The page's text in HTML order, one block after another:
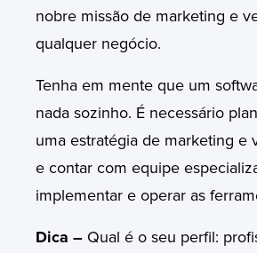
nobre missão de marketing e
qualquer negócio.
Tenha em mente que um
nada sozinho. É necessário
uma estratégia de marketing e
e contar com equipe
implementar e operar as
Dica – Qual é o seu perfil: